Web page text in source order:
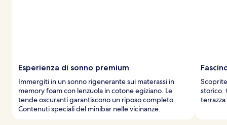
Esperienza di sonno premium
Immergiti in un sonno rigenerante sui materassi in
memory foam con lenzuola in cotone egiziano. Le
tende oscuranti garantiscono un riposo completo.
Contenuti speciali del minibar nelle vicinanze.
storico.